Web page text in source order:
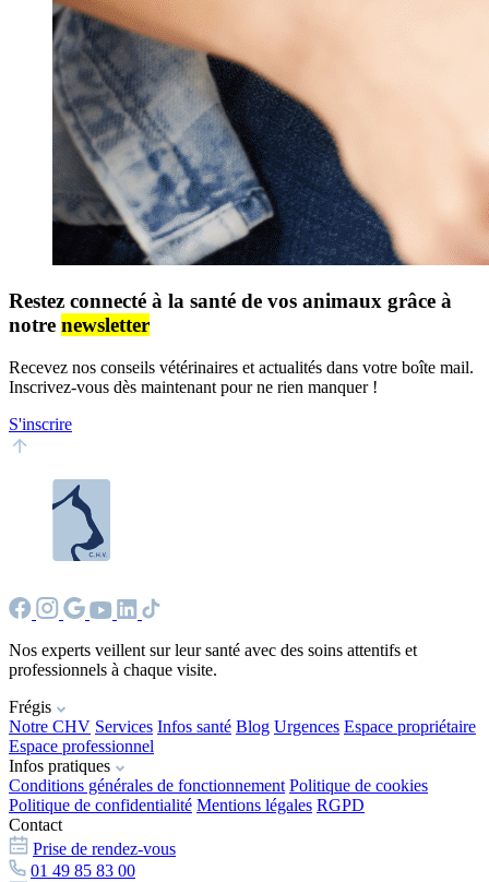
Restez connecté à la santé de vos animaux grâce à
notre newsletter
Recevez nos conseils vétérinaires et actualités dans votre boîte mail.
Inscrivez-vous dès maintenant pour ne rien manquer !
S'inscrire
Nos experts veillent sur leur santé avec des soins attentifs et
professionnels à chaque visite.
Frégis
Notre CHV Services Infos santé Blog Urgences Espace propriétaire
Espace professionnel
Infos pratiques
Conditions générales de fonctionnement Politique de cookies
Politique de confidentialité Mentions légales RGPD
Contact
Prise de rendez-vous
01 49 85 83 00